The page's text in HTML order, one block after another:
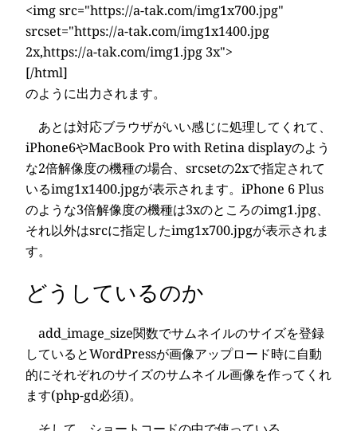
<img src="https://a-tak.com/img1x700.jpg"
srcset="https://a-tak.com/img1x1400.jpg
2x,https://a-tak.com/img1.jpg 3x">
[/html]
のように出力されます。
あとは対応ブラウザがいい感じに処理してくれて、
iPhone6やMacBook Pro with Retina displayのよう
な2倍解像度の機種の場合、srcsetの2xで指定されて
いるimg1x1400.jpgが表示されます。iPhone 6 Plus
のような3倍解像度の機種は3xのところのimg1.jpg、
それ以外はsrcに指定したimg1x700.jpgが表示されま
す。
どうしているのか
add_image_size関数でサムネイルのサイズを登録
しているとWordPressが画像アップロード時に自動
的にそれぞれのサイズのサムネイル画像を作ってくれ
ます(php-gd必須)。